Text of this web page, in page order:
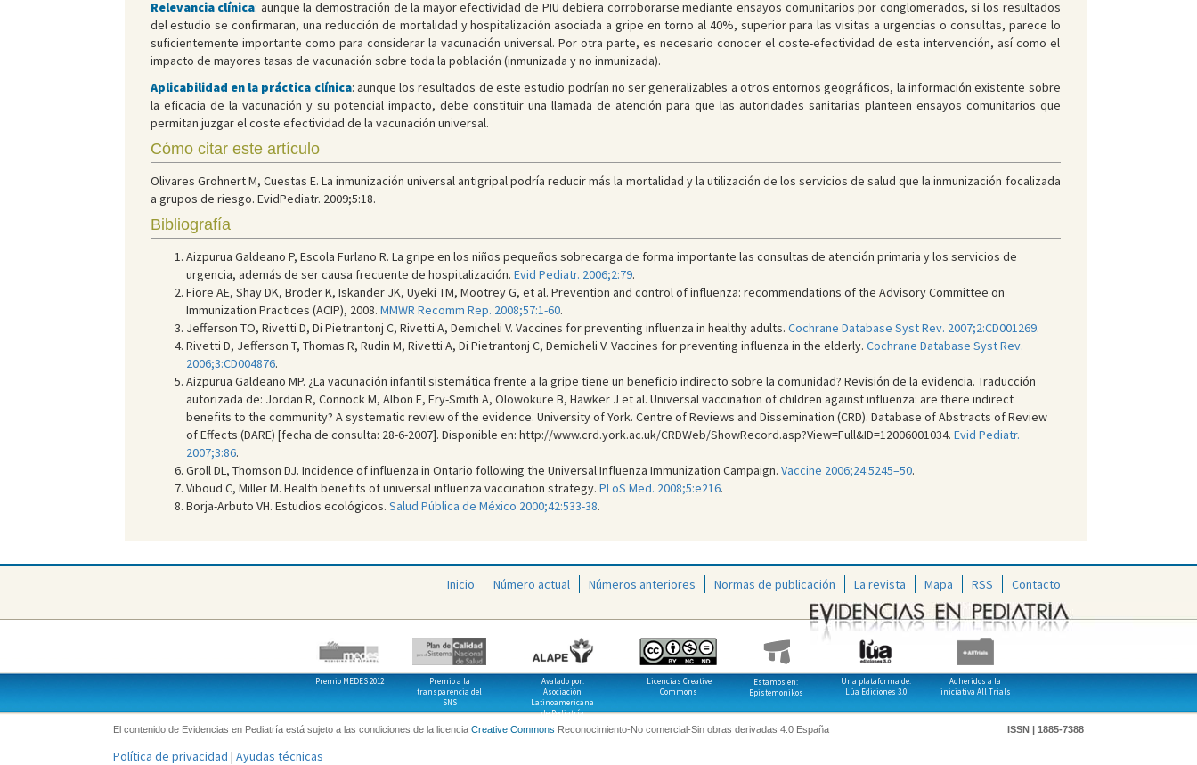
Relevancia clínica: aunque la demostración de la mayor efectividad de PIU debiera corroborarse mediante ensayos comunitarios por conglomerados, si los resultados
del estudio se confirmaran, una reducción de mortalidad y hospitalización asociada a gripe en torno al 40%, superior para las visitas a urgencias o consultas, parece lo
suficientemente importante como para considerar la vacunación universal. Por otra parte, es necesario conocer el coste-efectividad de esta intervención, así como el
impacto de mayores tasas de vacunación sobre toda la población (inmunizada y no inmunizada).
Aplicabilidad en la práctica clínica: aunque los resultados de este estudio podrían no ser generalizables a otros entornos geográficos, la información existente sobre
la eficacia de la vacunación y su potencial impacto, debe constituir una llamada de atención para que las autoridades sanitarias planteen ensayos comunitarios que
permitan juzgar el coste efectividad de la vacunación universal.
Cómo citar este artículo
Olivares Grohnert M, Cuestas E. La inmunización universal antigripal podría reducir más la mortalidad y la utilización de los servicios de salud que la inmunización focalizada
a grupos de riesgo. EvidPediatr. 2009;5:18.
Bibliografía
Aizpurua Galdeano P, Escola Furlano R. La gripe en los niños pequeños sobrecarga de forma importante las consultas de atención primaria y los servicios de
urgencia, además de ser causa frecuente de hospitalización. Evid Pediatr. 2006;2:79.
Fiore AE, Shay DK, Broder K, Iskander JK, Uyeki TM, Mootrey G, et al. Prevention and control of influenza: recommendations of the Advisory Committee on
Immunization Practices (ACIP), 2008. MMWR Recomm Rep. 2008;57:1-60.
Jefferson TO, Rivetti D, Di Pietrantonj C, Rivetti A, Demicheli V. Vaccines for preventing influenza in healthy adults. Cochrane Database Syst Rev. 2007;2:CD001269.
Rivetti D, Jefferson T, Thomas R, Rudin M, Rivetti A, Di Pietrantonj C, Demicheli V. Vaccines for preventing influenza in the elderly. Cochrane Database Syst Rev.
2006;3:CD004876.
Aizpurua Galdeano MP. ¿La vacunación infantil sistemática frente a la gripe tiene un beneficio indirecto sobre la comunidad? Revisión de la evidencia. Traducción
autorizada de: Jordan R, Connock M, Albon E, Fry-Smith A, Olowokure B, Hawker J et al. Universal vaccination of children against influenza: are there indirect
benefits to the community? A systematic review of the evidence. University of York. Centre of Reviews and Dissemination (CRD). Database of Abstracts of Review
of Effects (DARE) [fecha de consulta: 28-6-2007]. Disponible en: http://www.crd.york.ac.uk/CRDWeb/ShowRecord.asp?View=Full&ID=12006001034. Evid Pediatr.
2007;3:86.
Groll DL, Thomson DJ. Incidence of influenza in Ontario following the Universal Influenza Immunization Campaign. Vaccine 2006;24:5245–50.
Viboud C, Miller M. Health benefits of universal influenza vaccination strategy. PLoS Med. 2008;5:e216.
Borja-Arbuto VH. Estudios ecológicos. Salud Pública de México 2000;42:533-38.
Inicio Número actual Números anteriores Normas de publicación La revista Mapa RSS Contacto
Premio MEDES 2012
Premio a la
transparencia del
SNS
Avalado por:
Asociación
Latinoamericana
de Pediatría
Licencias Creative
Commons
Estamos en:
Epistemonikos
Una plataforma de:
Lúa Ediciones 3.0
Adheridos a la
iniciativa All Trials
El contenido de Evidencias en Pediatría está sujeto a las condiciones de la licencia Creative Commons Reconocimiento-No comercial-Sin obras derivadas 4.0 España ISSN | 1885-7388
Política de privacidad | Ayudas técnicas